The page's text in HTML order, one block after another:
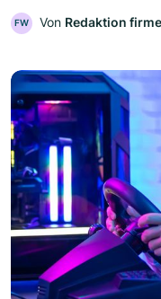
FW Von Redaktion